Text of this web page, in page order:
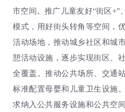
市空间。推广儿童友好“街区+”
模式，用好街头转角等空间，
活动场地，推动城乡社区和城
憩活动设施，逐步实现街区、
全覆盖。推动公共场所、交通
标准配置母婴和儿童卫生设施
求纳入公共服务设施和公共空